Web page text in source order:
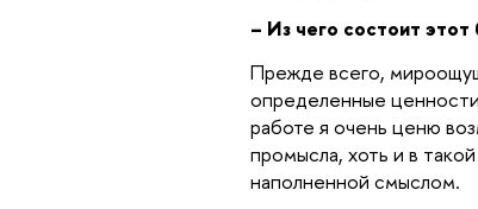
– Из чего состоит этот
Прежде всего,
определенные
работе я очень ценю
промысла, хоть и в
наполненной смыслом.